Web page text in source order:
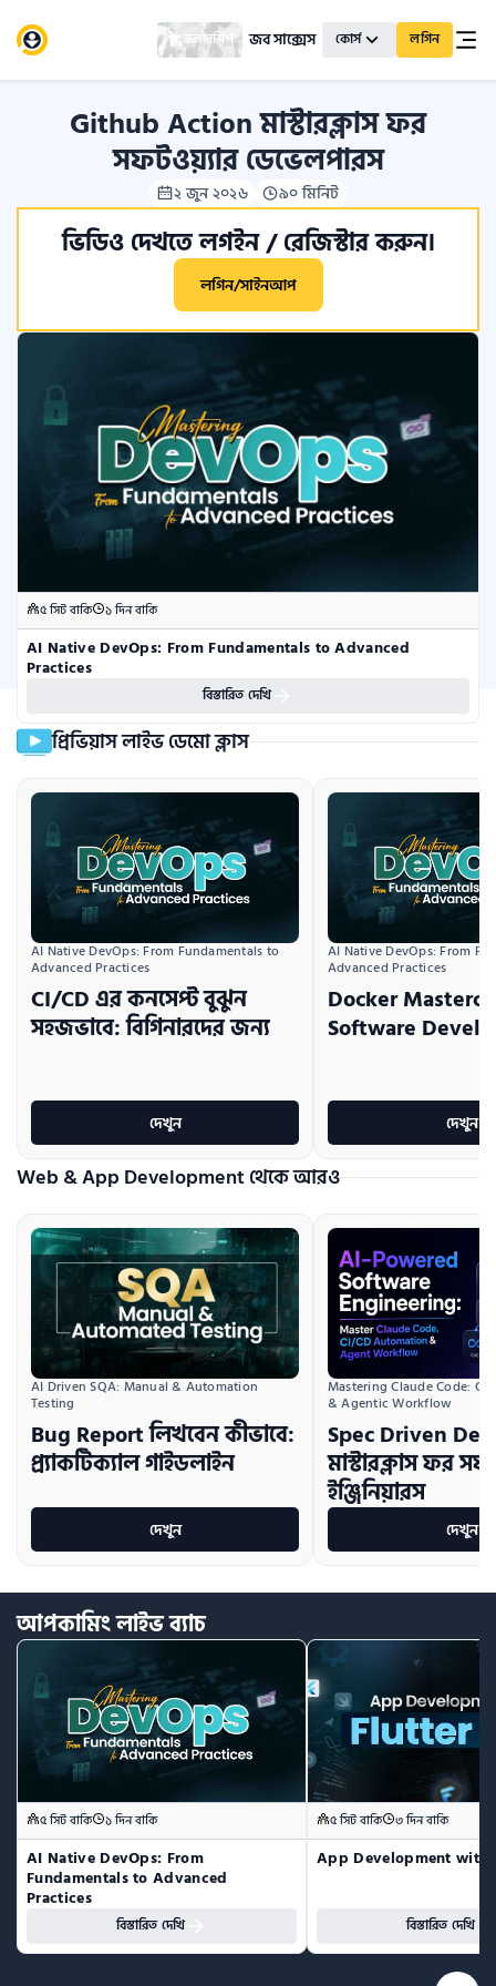
স্কলারশিপ জব সাক্সেস কোর্স লগিন
Github Action মাস্টারক্লাস ফর
সফটওয়্যার ডেভেলপারস
২ জুন ২০২৬ ৯০ মিনিট
ভিডিও দেখতে লগইন / রেজিস্টার করুন।
লগিন/সাইনআপ
৫ সিট বাকি ১ দিন বাকি
AI Native DevOps: From Fundamentals to Advanced
Practices
বিস্তারিত দেখি
প্রিভিয়াস লাইভ ডেমো ক্লাস
AI Native DevOps: From Fundamentals to
Advanced Practices
CI/CD এর কনসেপ্ট বুঝুন
সহজভাবে: বিগিনারদের জন্য
দেখুন
AI Native DevOps: From
Advanced Practices
Docker
Software
দেখুন
Web & App Development থেকে আরও
AI Driven SQA: Manual & Automation
Testing
Bug Report লিখবেন কীভাবে:
প্র্যাকটিক্যাল গাইডলাইন
দেখুন
Mastering Claude Code:
& Agentic Workflow
Spec Driven
মাস্টারক্লাস ফর
ইঞ্জিনিয়ারস
দেখুন
আপকামিংলাইভব্যাচ
৫ সিট বাকি ১ দিন বাকি
AI Native DevOps: From
Fundamentals to Advanced
Practices
বিস্তারিত দেখি
৫ সিট বাকি ৩ দিন বাকি
App Development with
বিস্তারিত দেখি